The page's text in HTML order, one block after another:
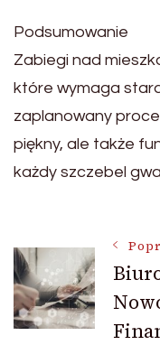
Podsumowanie
Zabiegi nad
które wymaga
zaplanowany
piękny, ale także
każdy szczebel
wpisu